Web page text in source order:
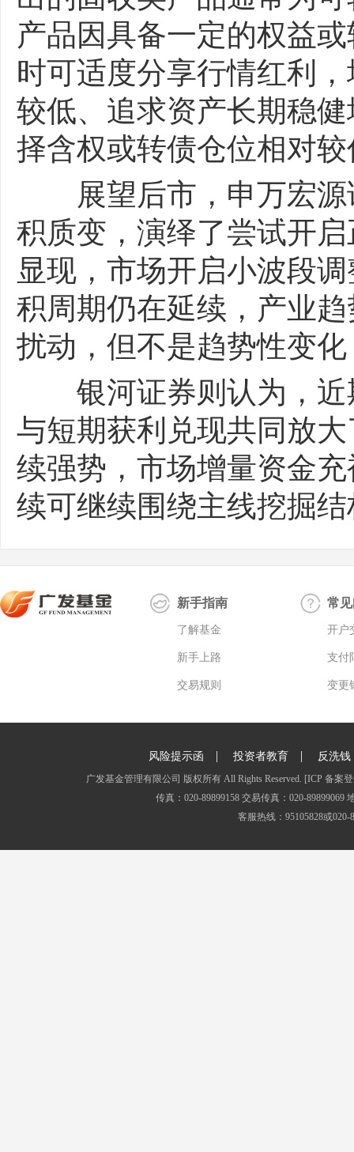
产品因具备一定的权益
时可适度分享行情红利
较低、追求资产长期稳
择含权或转债仓位相对
展望后市，申万宏源
积质变，演绎了尝试开
显现，市场开启小波段
积周期仍在延续，产业
扰动，但不是趋势性变
银河证券则认为，近
与短期获利兑现共同放
续强势，市场增量资金
续可继续围绕主线挖掘
新手指南
了解基金
新手上路
交易规则
常
开户
支付
变更
风险提示函 | 投资者教育 | 反洗钱
广发基金管理有限公司 版权所有 All Rights Reserved. [ICP 备案
传真：020-89899158 交易传真：020-
客服热线：95105828或020-